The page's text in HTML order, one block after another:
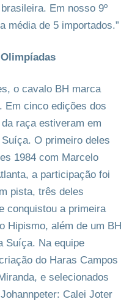
Em nosso 9º
média de 5 importados.”
o cavalo BH marca
Em cinco edições dos
raça estiveram em
O primeiro deles
1984 com Marcelo
a participação foi
pista, três deles
conquistou a primeira
Hipismo, além de um BH
Suíça. Na equipe
do Haras Campos
e selecionados
Calei Joter